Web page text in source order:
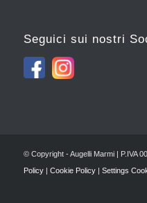
Seguici sui nostri
© Copyright - Augelli Marmi | P.IVA
Policy| Cookie Policy| Settings